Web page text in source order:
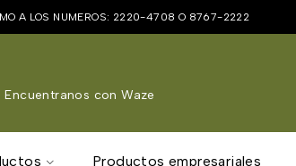
A LOS NUMEROS: 2220-4708 O 8767-2222
Encuentranos con Waze
Productos empresariales